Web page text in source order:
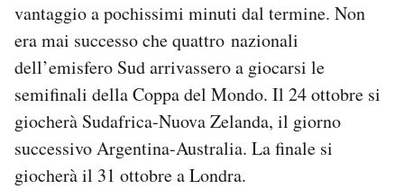
vantaggio a pochissimi minuti dal termine. Non
era mai successo che quattro nazionali
dell’emisfero Sud arrivassero a giocarsi le
semifinali della Coppa del Mondo. Il 24 ottobre si
giocherà Sudafrica-Nuova Zelanda, il giorno
successivo Argentina-Australia. La finale si
giocherà il 31 ottobre a Londra.